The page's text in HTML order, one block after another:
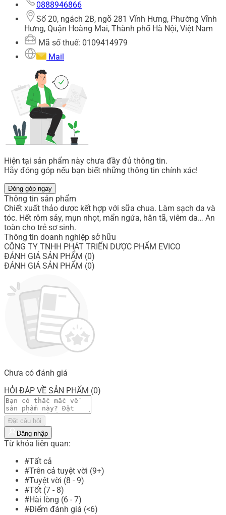
0888946866
Số 20, ngách 2B, ngõ 281 Vĩnh Hưng, Phường Vĩnh
Hưng, Quận Hoàng Mai, Thành phố Hà Nội, Việt Nam
Mã số thuế: 0109414979
Mail
Hiện tại sản phẩm này chưa đầy đủ thông tin.
Hãy đóng góp nếu bạn biết những thông tin chính xác!
Đóng góp ngay
Thông tin sản phẩm
Chiết xuất thảo dược kết hợp với sữa chua. Làm sạch da và
tóc. Hết rôm sảy, mụn nhọt, mẩn ngứa, hăn tã, viêm da… An
toàn cho trẻ sơ sinh.
Thông tin doanh nghiệp sở hữu
CÔNG TY TNHH PHÁT TRIỂN DƯỢC PHẨM EVICO
ĐÁNH GIÁ SẢN PHẨM (0)
ĐÁNH GIÁ SẢN PHẨM (0)
Chưa có đánh giá
HỎI ĐÁP VỀ SẢN PHẨM (0)
Đặt câu hỏi
Đăng nhập
Từ khóa liên quan:
#Tất cả
#Trên cả tuyệt vời (9+)
#Tuyệt vời (8 - 9)
#Tốt (7 - 8)
#Hài lòng (6 - 7)
#Điểm đánh giá (<6)